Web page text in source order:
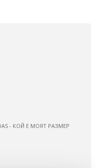
- КОЙ Е МОЯТ РАЗМЕР